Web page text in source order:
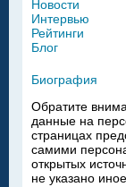
Новости
Интервью
Рейтинги
Блог
Биография
Обратите
данные на
страницах
самими
открытых
не указано иное.